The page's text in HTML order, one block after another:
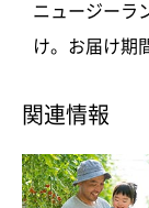
ニュージーラ
け。お届け期
関連情報